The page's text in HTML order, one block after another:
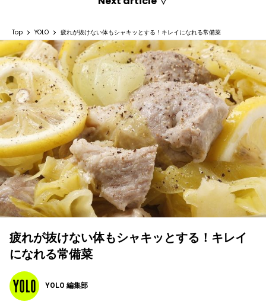
Top YOLO 疲れが抜けない体もシャキッとする！キレイになれる常備菜
疲れが抜けない体もシャキッとする！キレイ
になれる常備菜
YOLO 編集部